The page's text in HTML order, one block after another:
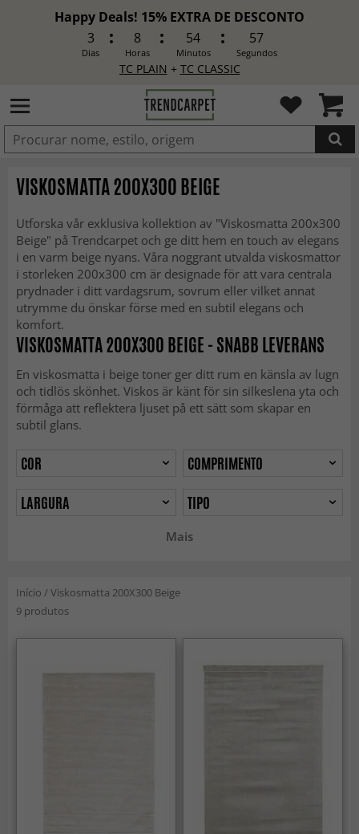
Happy Deals! 15% EXTRA DE DESCONTO
3
Dias
8
Horas
54
Minutos
55
Segundos
TC PLAIN + TC CLASSIC
ADICIONADO
VISKOSMATTA 200X300 BEIGE
Utforska vår exklusiva kollektion av "Viskosmatta 200x300
Beige" på Trendcarpet och ge ditt hem en touch av elegans
i en varm beige nyans. Våra noggrant utvalda viskosmattor
i storleken 200x300 cm är designade för att vara centrala
prydnader i ditt vardagsrum, sovrum eller vilket annat
utrymme du önskar förse med en subtil elegans och
komfort.
VISKOSMATTA 200X300 BEIGE - SNABB LEVERANS
En viskosmatta i beige toner ger ditt rum en känsla av lugn
och tidlös skönhet. Viskos är känt för sin silkeslena yta och
förmåga att reflektera ljuset på ett sätt som skapar en
subtil glans.
Mais
COR
COMPRIMENTO
LARGURA
TIPO
Início /Viskosmatta 200X300 Beige
9 produtos